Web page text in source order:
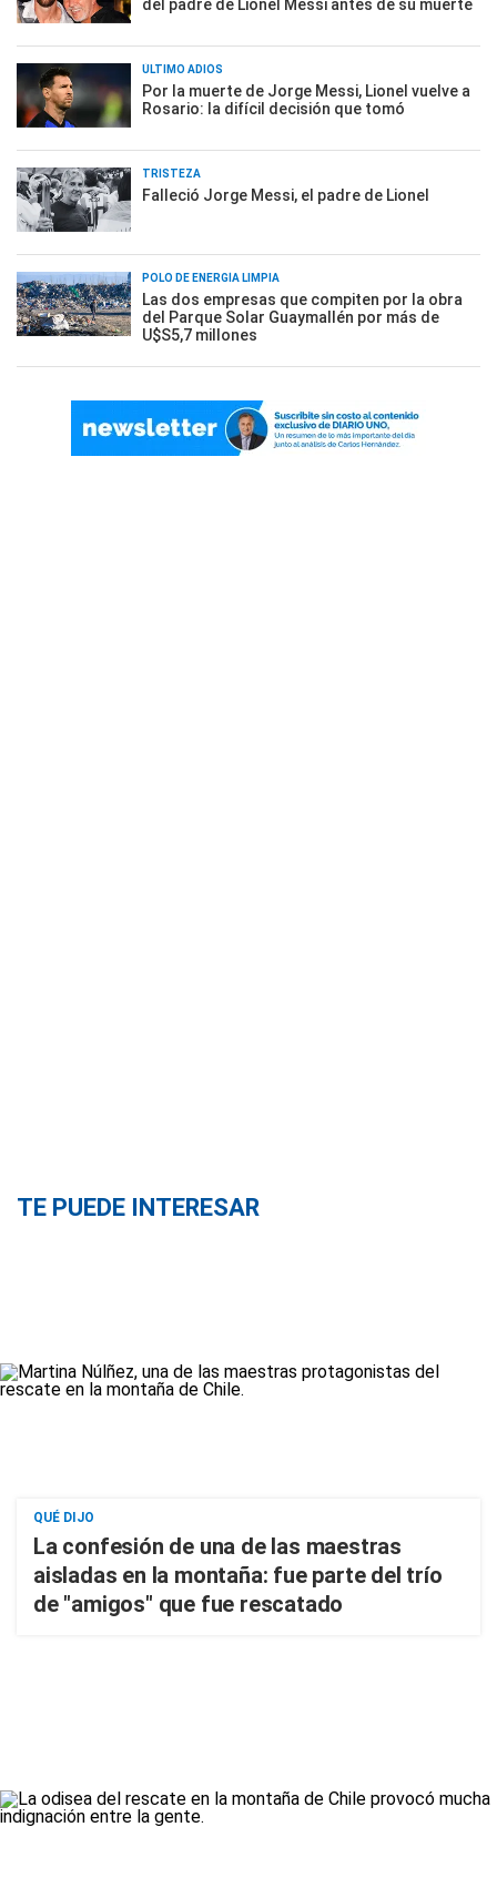
del padre de Lionel Messi antes de su muerte
ÚLTIMO ADIÓS
Por la muerte de Jorge Messi, Lionel vuelve a
Rosario: la difícil decisión que tomó
TRISTEZA
Falleció Jorge Messi, el padre de Lionel
POLO DE ENERGÍA LIMPIA
Las dos empresas que compiten por la obra
del Parque Solar Guaymallén por más de
U$S5,7 millones
TE PUEDE INTERESAR
QUÉ DIJO
La confesión de una de las maestras
aisladas en la montaña: fue parte del trío
de "amigos" que fue rescatado